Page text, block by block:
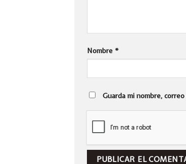
Nombre *
Guarda mi nombre,